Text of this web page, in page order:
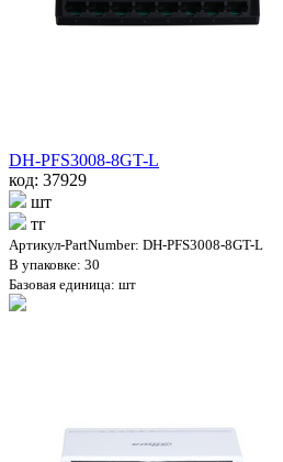
DH-PFS3008-8GT-L
код: 37929
шт
тг
Артикул-PartNumber: DH-PFS3008-8GT-L
В упаковке: 30
Базовая единица: шт